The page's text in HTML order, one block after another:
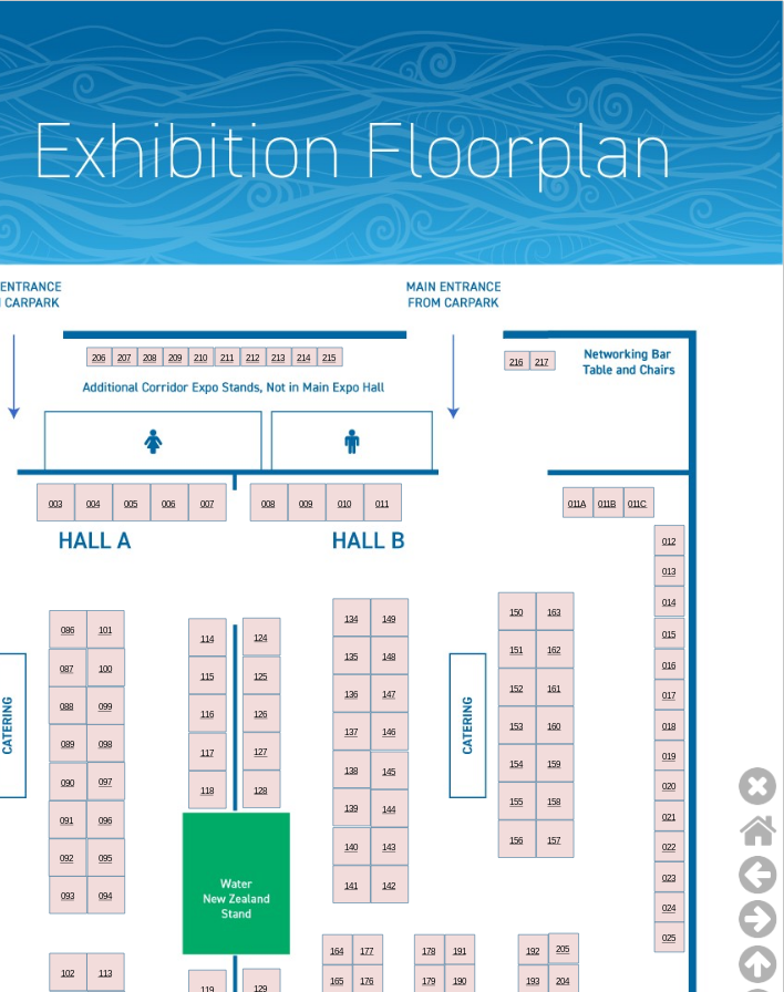
162
160
161
013
012
024
025
204
205
176
165
011C
011B
011A
206 216 217
207 208 209 210 211 212 213 214 215
003 004 005 006 007 008 009 010 011
014
113
102
094
093
092
091
090
089
088
087
086
095
096
097
098
099
100
101
114
115
116
117
118
129
124
125
126
127
128
023
134
135
136
137
138
139
140
141 142
143
144
145
146
147
148
149
164 177 178 191
179 190
192
193
163
159
158
157
156
155
154
153
152
151
150
015
016
017
018
019
020
021
022